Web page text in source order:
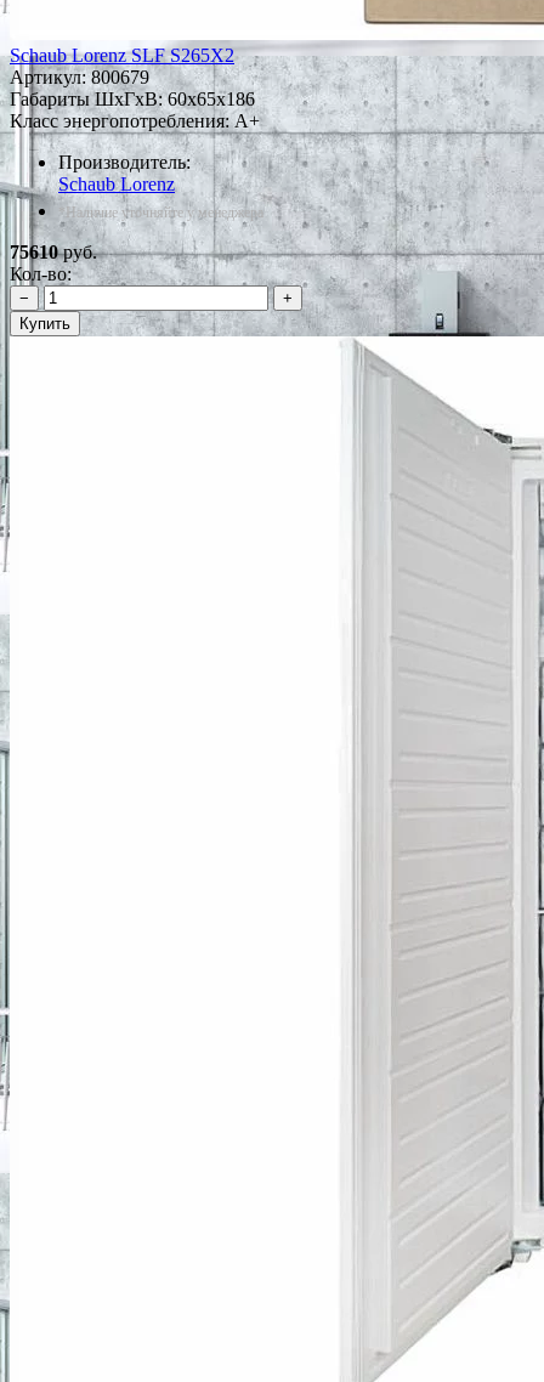
Schaub Lorenz SLF S265X2
Артикул:800679
Габариты ШxГxВ: 60x65x186
Класс энергопотребления: A+
Производитель:
Schaub Lorenz
*Наличие уточняйте у менеджера
75610руб.
Кол-во:
−
+
Купить